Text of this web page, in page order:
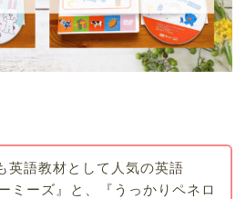
英語教材として人気の英語
ミーズ』と、『うっかりペネロ